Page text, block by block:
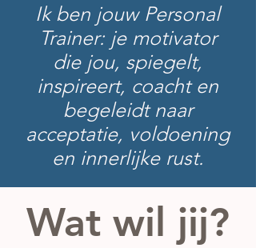
Ik ben jouw Personal
Trainer: je motivator
die jou, spiegelt,
inspireert, coacht en
begeleidt naar
acceptatie, voldoening
en innerlijke rust.
Wat wil jij?